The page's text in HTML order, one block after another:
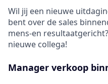
Wil jij een nieuwe
bent over de sales
mens-en
nieuwe collega!
Manager verkoop